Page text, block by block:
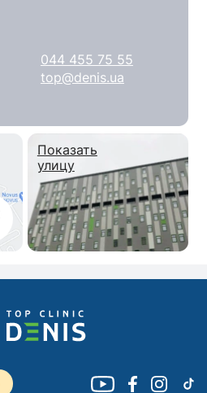
044 455 75 55
top@denis.ua
Показать
улицу